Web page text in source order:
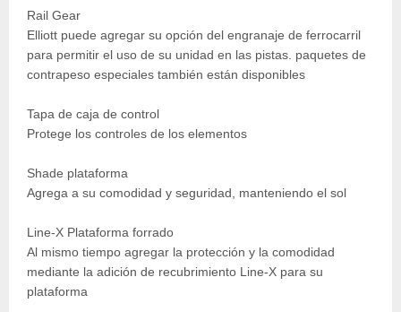
Rail Gear
Elliott puede agregar su opción del engranaje de ferrocarril
para permitir el uso de su unidad en las pistas. paquetes de
contrapeso especiales también están disponibles
Tapa de caja de control
Protege los controles de los elementos
Shade plataforma
Agrega a su comodidad y seguridad, manteniendo el sol
Line-X Plataforma forrado
Al mismo tiempo agregar la protección y la comodidad
mediante la adición de recubrimiento Line-X para su
plataforma